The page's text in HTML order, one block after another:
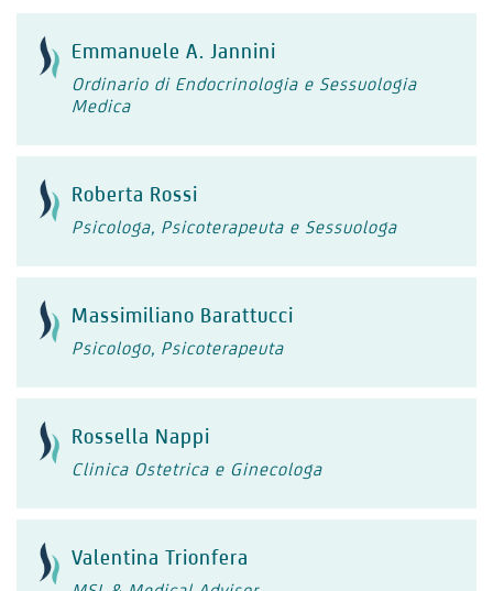
Emmanuele A. Jannini
Ordinario di Endocrinologia e Sessuologia
Medica
Roberta Rossi
Psicologa, Psicoterapeuta e Sessuologa
Massimiliano Barattucci
Psicologo, Psicoterapeuta
Rossella Nappi
Clinica Ostetrica e Ginecologa
Valentina Trionfera